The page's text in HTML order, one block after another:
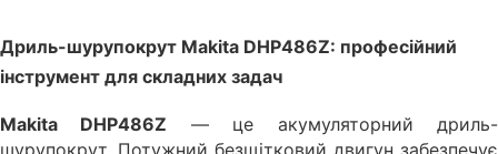
Дриль-шурупокрут Makita DHP486Z: професійний
інструмент для складних задач
Makita DHP486Z — це акумуляторний дриль-
шурупокрут. Потужний безщітковий двигун забезпечує